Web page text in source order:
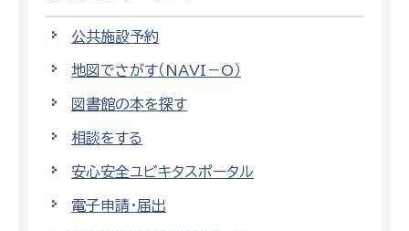
公共施設予約
地図でさがす（NAVI－O）
図書館の本を探す
相談をする
安心安全ユビキタスポータル
電子申請・届出